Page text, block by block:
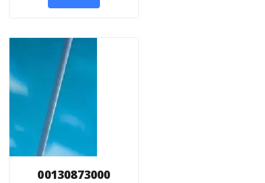
00130873000